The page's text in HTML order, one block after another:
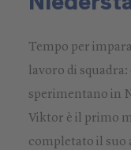
Tempo per
lavoro di
sperimentano in
Viktor è il primo
completato il suo